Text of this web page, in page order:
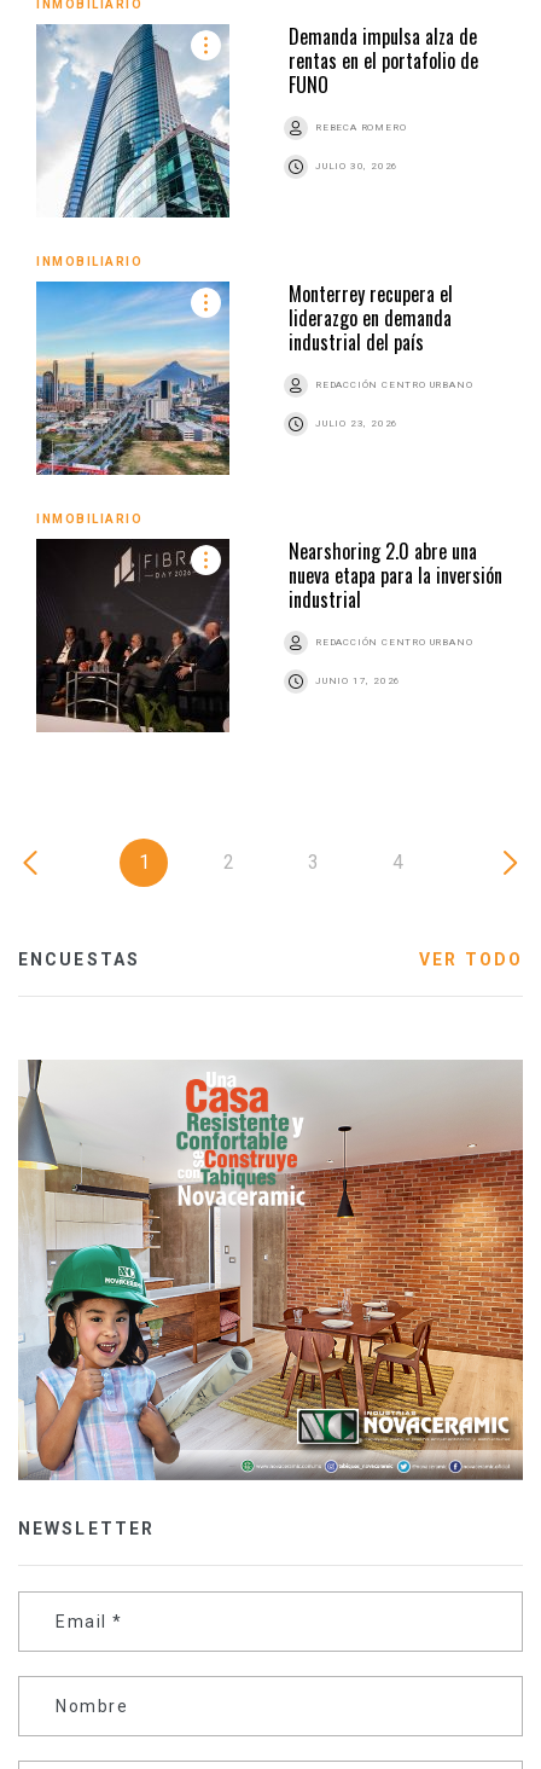
INMOBILIARIO
Demanda impulsa alza de
rentas en el portafolio de
FUNO
REBECA ROMERO
JULIO 30, 2026
INMOBILIARIO
Monterrey recupera el
liderazgo en demanda
industrial del país
REDACCIÓN CENTRO URBANO
JULIO 23, 2026
INMOBILIARIO
Nearshoring 2.0 abre una
nueva etapa para la inversión
industrial
REDACCIÓN CENTRO URBANO
JUNIO 17, 2026
1 2 3 4
ENCUESTAS VER TODO
NEWSLETTER
Email *
Nombre